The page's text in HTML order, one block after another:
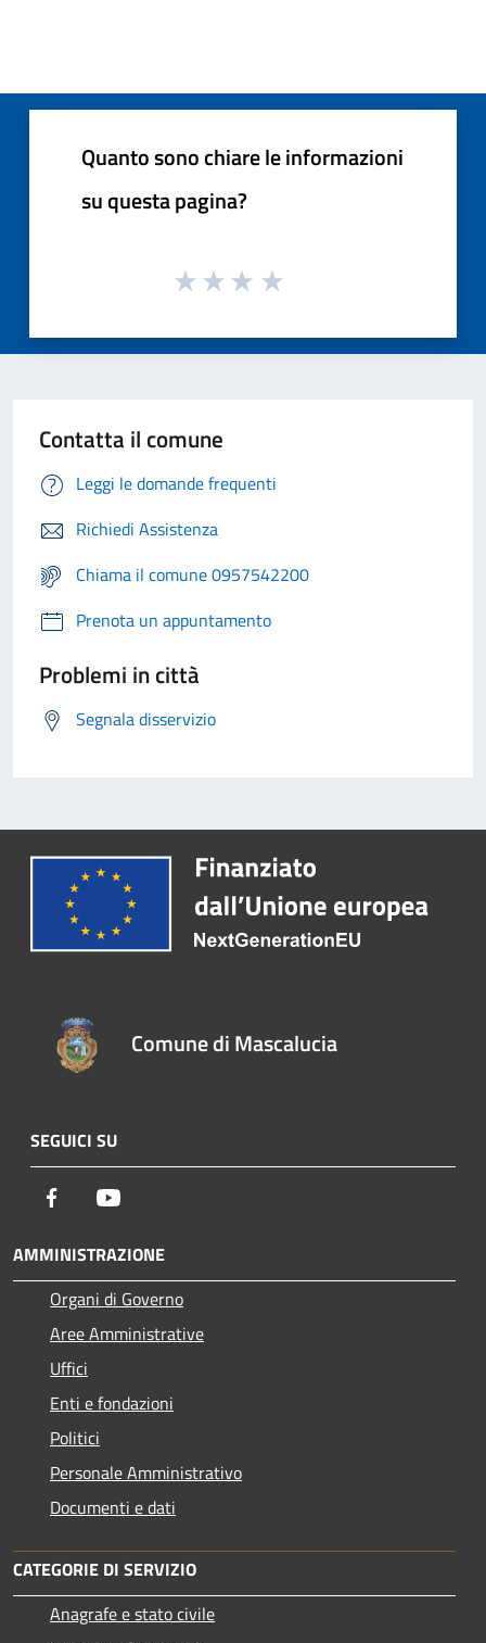
Quanto sono chiare le informazioni
su questa pagina?
Contatta il comune
Leggi le domande frequenti
Richiedi Assistenza
Chiama il comune 0957542200
Prenota un appuntamento
Problemi in città
Segnala disservizio
Comune di Mascalucia
SEGUICI SU
Facebook
AMMINISTRAZIONE
Organi di Governo
Aree Amministrative
Uffici
Enti e fondazioni
Politici
Personale Amministrativo
Documenti e dati
CATEGORIE DI SERVIZIO
Anagrafe e stato civile